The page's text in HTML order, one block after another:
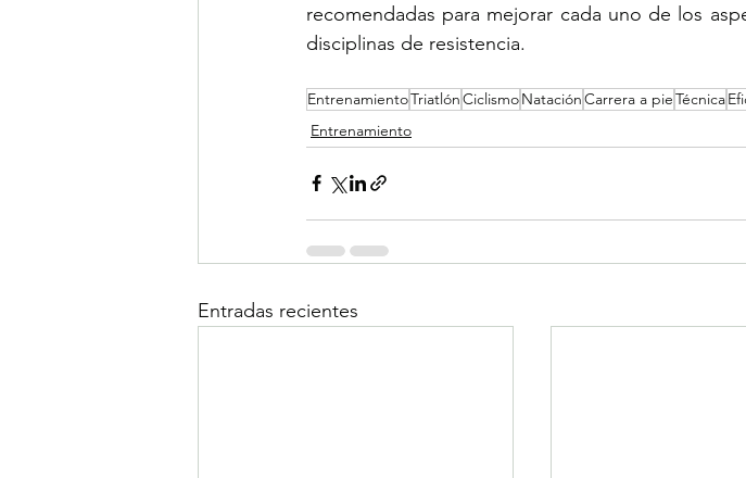
recomendadas para mejorar cada uno de los
disciplinas de resistencia.
EntrenamientoTriatlónCiclismoNataciónCarrera a pieTécnica
Entrenamiento
Entradas recientes